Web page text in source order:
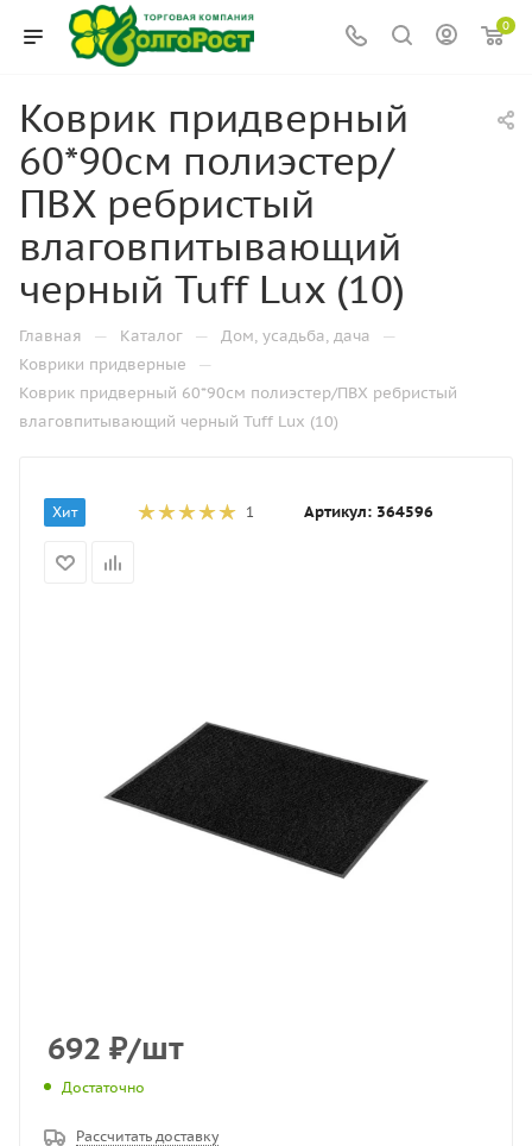
0
Коврик придверный
60*90см полиэстер/
ПВХ ребристый
влаговпитывающий
черный Tuff Lux (10)
Главная — Каталог — Дом, усадьба, дача —
Коврики придверные —
Коврик придверный 60*90см полиэстер/ПВХ ребристый
влаговпитывающий черный Tuff Lux (10)
Хит 1 Артикул: 364596
692 ₽/шт
Достаточно
Рассчитать доставку